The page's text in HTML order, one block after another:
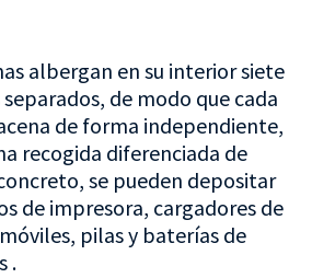
albergan en su interior siete
de modo que cada
de forma independiente,
recogida diferenciada de
se pueden depositar
de impresora, cargadores de
pilas y baterías de
.